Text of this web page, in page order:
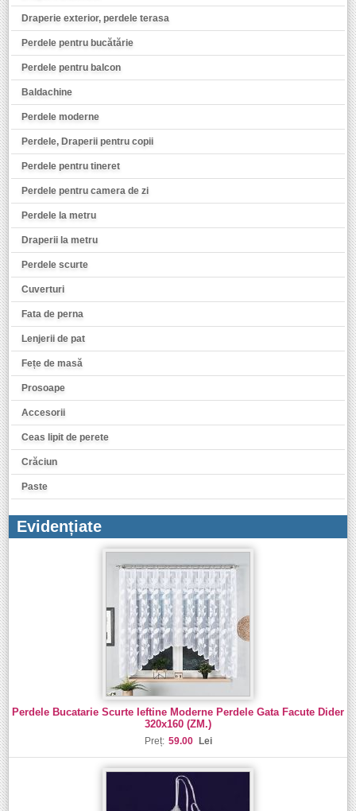
Draperie exterior, perdele terasa
Perdele pentru bucătărie
Perdele pentru balcon
Baldachine
Perdele moderne
Perdele, Draperii pentru copii
Perdele pentru tineret
Perdele pentru camera de zi
Perdele la metru
Draperii la metru
Perdele scurte
Cuverturi
Fata de perna
Lenjerii de pat
Fețe de masă
Prosoape
Accesorii
Ceas lipit de perete
Crăciun
Paste
Evidențiate
Perdele Bucatarie Scurte Ieftine Moderne Perdele Gata Facute Dider
320x160 (ZM.)
Preț: 59.00 Lei